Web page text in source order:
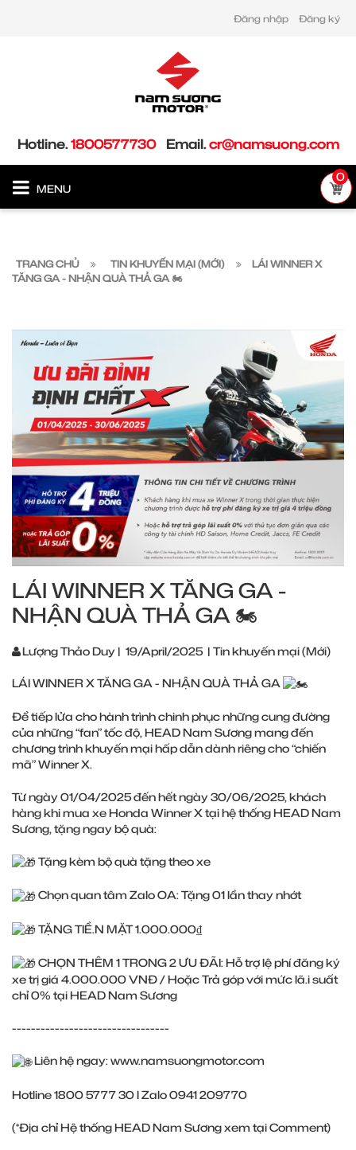
Đăng nhập Đăng ký
Hotline.1800577730 Email.cr@namsuong.com
MENU
0
TRANG CHỦ TIN KHUYẾN MẠI (MỚI)
LÁI WINNER X
TĂNG GA - NHẬN QUÀ THẢ GA 🏍
LÁI WINNER X TĂNG GA -
NHẬN QUÀ THẢ GA 🏍
Lượng Thảo Duy | 19/April/2025 | Tin khuyến mại (Mới)
LÁI WINNER X TĂNG GA - NHẬN QUÀ THẢ GA
Để tiếp lửa cho hành trình chinh phục những cung đường
của những “fan” tốc độ, HEAD Nam Sương mang đến
chương trình khuyến mại hấp dẫn dành riêng cho “chiến
mã” Winner X.
Từ ngày 01/04/2025 đến hết ngày 30/06/2025, khách
hàng khi mua xe Honda Winner X tại hệ thống HEAD Nam
Sương, tặng ngay bộ quà:
Tặng kèm bộ quà tặng theo xe
Chọn quan tâm Zalo OA: Tặng 01 lần thay nhớt
TẶNG TIỀ.N MẶT 1.000.000₫
CHỌN THÊM 1 TRONG 2 ƯU ĐÃI: Hỗ trợ lệ phí đăng ký
xe trị giá 4.000.000 VNĐ / Hoặc Trả góp với mức lã.i suất
chỉ 0% tại HEAD Nam Sương
---------------------------------
Liên hệ ngay:www.namsuongmotor.com
Hotline 1800 5777 30 l Zalo 0941 209770
(*Địa chỉ Hệ thống HEAD Nam Sương xem tại Comment)